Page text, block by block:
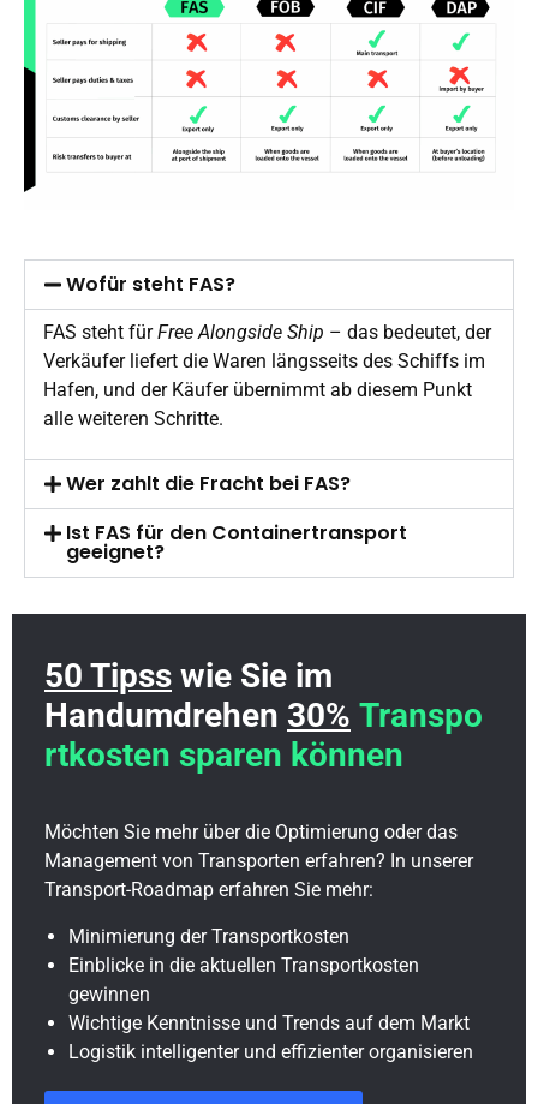
Wofür steht FAS?
FAS steht fürFree Alongside Ship – das bedeutet, der
Verkäufer liefert die Waren längsseits des Schiffs im
Hafen, und der Käufer übernimmt ab diesem Punkt
alle weiteren Schritte.
Wer zahlt die Fracht bei FAS?
Ist FAS für den Containertransport
geeignet?
50 Tipss wie Sie im
Handumdrehen 30% Transpo
rtkosten sparen können
Möchten Sie mehr über die Optimierung oder das
Management von Transporten erfahren? In unserer
Transport-Roadmap erfahren Sie mehr:
Minimierung der Transportkosten
Einblicke in die aktuellen Transportkosten
gewinnen
Wichtige Kenntnisse und Trends auf dem Markt
Logistik intelligenter und effizienter organisieren